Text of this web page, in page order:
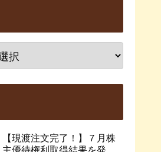
【現渡注文完了！】７月株
主優待権利取得結果を発